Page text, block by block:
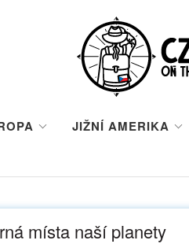
JIŽNÍ AMERIKA
místa naší planety